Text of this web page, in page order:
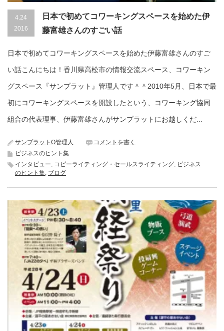
4.24
2016
日本で初めてコワーキングスペースを始めた伊
藤富雄さんのすごい話
日本で初めてコワーキングスペースを始めた伊藤富雄さんのすご
い話こんにちは！香川県高松市の情報交流スペース、コワーキン
グスペース『サンプラット』管理人です＾＾2010年5月、日本で最
初にコワーキングスペースを開設したという、コワーキング協同
組合の代表理事、伊藤富雄さんがサンプラットにお越しくだ...
サンプラットO管理人
コメントを書く
ビジネスのヒント集
インタビュー, コピーライティング・セールスライティング, ビジネス
のヒント集, ブログ